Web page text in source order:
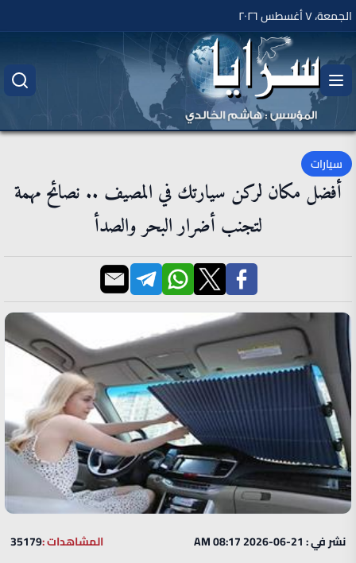
الجمعة، ٧ أغسطس ٢٠٢٦
سيارات
أفضل مكان لركن سيارتك في المصيف .. نصائح مهمة
لتجنب أضرار البحر والصدأ
نشر في : 21-06-2026 08:17 AM المشاهدات :35179